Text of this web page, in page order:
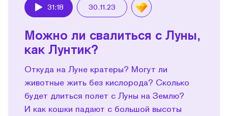
31:18 30.11.23
Можно ли свалиться с Луны,
как Лунтик?
Откуда на Луне кратеры? Могут ли
животные жить без кислорода? Сколько
будет длиться полет с Луны на Землю?
И как кошки падают с большой высоты